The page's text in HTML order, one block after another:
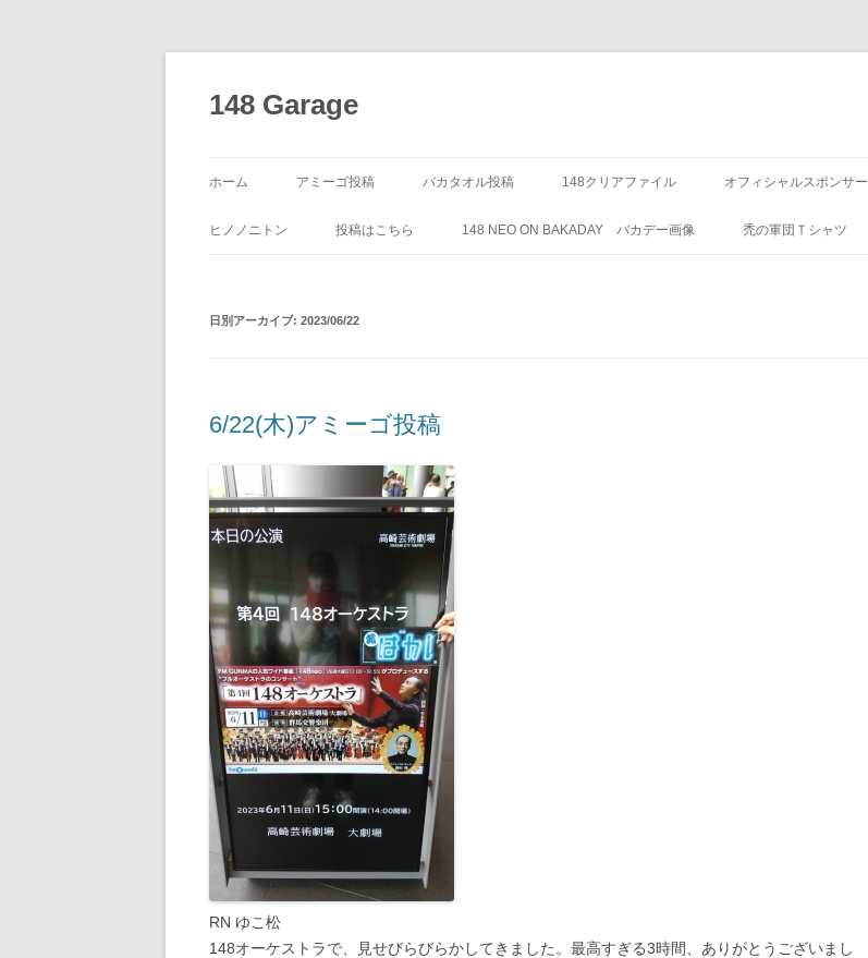
ン
ツ
ッ
148 Garage
ホーム アミーゴ投稿 バカタオル投稿 148クリアファイル オフィシャルスポンサー
ヒノノニトン 投稿はこちら 148 NEO ON BAKADAY バカデー画像 禿の軍団Ｔシャツ
日別アーカイブ: 2023/06/22
6/22(木)アミーゴ投稿
RN ゆこ松
148オーケストラで、見せびらびらかしてきました。最高すぎる3時間、ありがとうございまし